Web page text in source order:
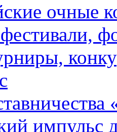
очные
импульс